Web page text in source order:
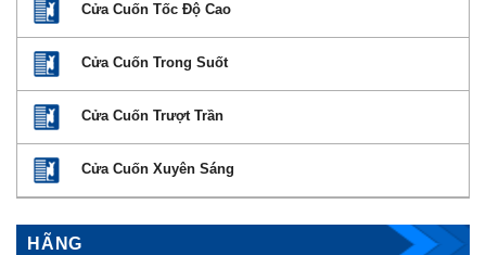
Cửa Cuốn Tốc Độ Cao
Cửa Cuốn Trong Suốt
Cửa Cuốn Trượt Trần
Cửa Cuốn Xuyên Sáng
HÃNG